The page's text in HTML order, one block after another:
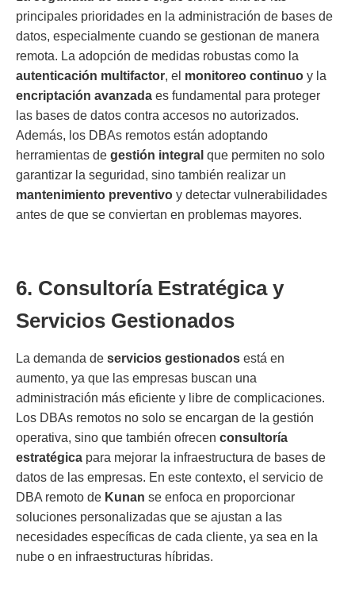
principales prioridades en la administración de bases de
datos, especialmente cuando se gestionan de manera
remota. La adopción de medidas robustas como la
autenticación multifactor, el monitoreo continuo y la
encriptación avanzada es fundamental para proteger
las bases de datos contra accesos no autorizados.
Además, los DBAs remotos están adoptando
herramientas de gestión integral que permiten no solo
garantizar la seguridad, sino también realizar un
mantenimiento preventivo y detectar vulnerabilidades
antes de que se conviertan en problemas mayores.
6. Consultoría Estratégica y
Servicios Gestionados
La demanda de servicios gestionados está en
aumento, ya que las empresas buscan una
administración más eficiente y libre de complicaciones.
Los DBAs remotos no solo se encargan de la gestión
operativa, sino que también ofrecen consultoría
estratégica para mejorar la infraestructura de bases de
datos de las empresas. En este contexto, el servicio de
DBA remoto de Kunan se enfoca en proporcionar
soluciones personalizadas que se ajustan a las
necesidades específicas de cada cliente, ya sea en la
nube o en infraestructuras híbridas.